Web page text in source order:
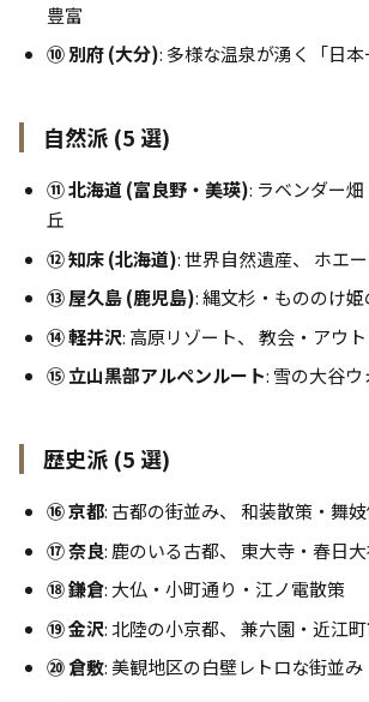
豊富
⑩ 別府 (大分): 多様な温泉が湧く「日本
自然派 (5 選)
⑪ 北海道 (富良野・美瑛): ラベンダー
丘
⑫ 知床 (北海道): 世界自然遺産、 ホエ
⑬ 屋久島 (鹿児島): 縄文杉・もののけ
⑭ 軽井沢: 高原リゾート、 教会・アウ
⑮ 立山黒部アルペンルート: 雪の大谷ウ
歴史派 (5 選)
⑯ 京都: 古都の街並み、 和装散策・舞
⑰ 奈良: 鹿のいる古都、 東大寺・春日
⑱ 鎌倉: 大仏・小町通り・江ノ電散策
⑲ 金沢: 北陸の小京都、 兼六園・近江
⑳ 倉敷: 美観地区の白壁レトロな街並み